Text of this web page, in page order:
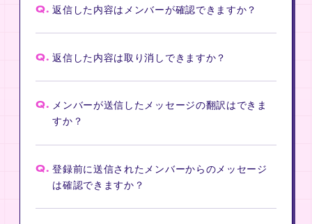
Q. 返信した内容はメンバーが確認できますか？
Q. 返信した内容は取り消しできますか？
Q. メンバーが送信したメッセージの翻訳はできま
すか？
Q. 登録前に送信されたメンバーからのメッセージ
は確認できますか？